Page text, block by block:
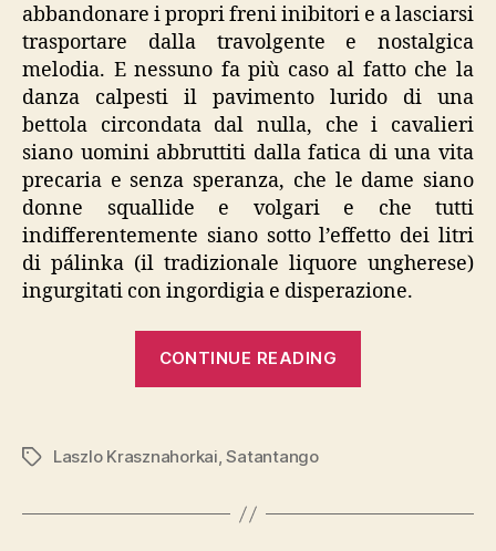
abbandonare i propri freni inibitori e a lasciarsi
trasportare dalla travolgente e nostalgica
melodia. E nessuno fa più caso al fatto che la
danza calpesti il pavimento lurido di una
bettola circondata dal nulla, che i cavalieri
siano uomini abbruttiti dalla fatica di una vita
precaria e senza speranza, che le dame siano
donne squallide e volgari e che tutti
indifferentemente siano sotto l’effetto dei litri
di pálinka (il tradizionale liquore ungherese)
ingurgitati con ingordigia e disperazione.
CONTINUE READING
TagsLaszlo Krasznahorkai,Satantango